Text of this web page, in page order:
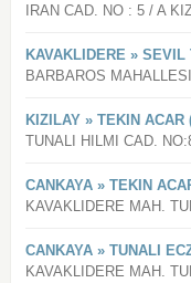
IRAN CAD. NO : 5 / A
KAVAKLIDERE » SEVIL
BARBAROS
KIZILAY » TEKIN ACAR
TUNALI HILMI CAD.
CANKAYA » TEKIN
KAVAKLIDERE MAH.
CANKAYA » TUNALI
KAVAKLIDERE MAH.